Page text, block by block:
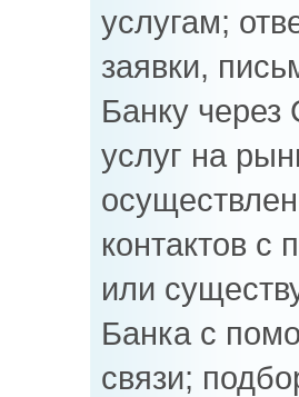
услугам;
заявки,
Банку
услуг на
контактов с
или
Банка с
связи;